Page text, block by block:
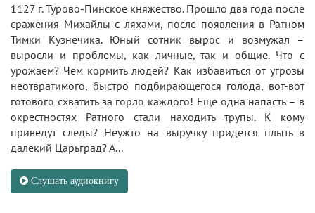
1127 г. Турово-Пинское княжество. Прошло два года после
сражения Михайлы с ляхами, после появления в Ратном
Тимки Кузнечика. Юный сотник вырос и возмужал –
выросли и проблемы, как личные, так и общие. Что с
урожаем? Чем кормить людей? Как избавиться от угрозы
неотвратимого, быстро подбирающегося голода, вот-вот
готового схватить за горло каждого! Еще одна напасть – в
окрестностях Ратного стали находить трупы. К кому
приведут следы? Неужто на выручку придется плыть в
далекий Царьград? А...
Слушать аудиокнигу